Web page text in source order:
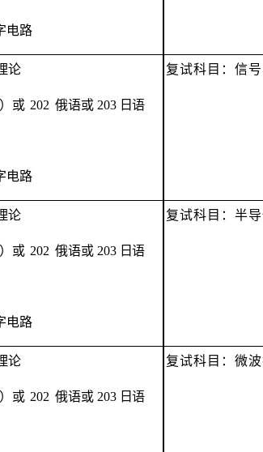
电路
论
或 202 俄语或 203 日语
电路
复试科目：信
论
或 202 俄语或 203 日语
电路
复试科目：半
论
或 202 俄语或 203 日语
复试科目：微